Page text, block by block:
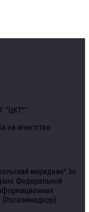
"ЦКТ""
на агентство
меридиан" Эл
Федеральной
(Роскомнадзор)